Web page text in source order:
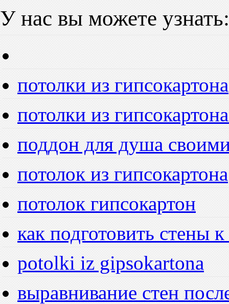
У нас вы можете узнать:
потолки из гипсокартона
потолки из
поддон для душа
потолок из гипсокартона
потолок гипсокартон
как подготовить стены
potolki iz gipsokartona
выравнивание стен